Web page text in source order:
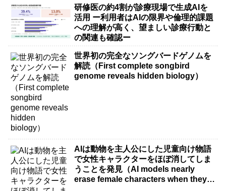
研修医の約4割が診療現場で生成AIを
活用 ー利用者はAIの限界や倫理的課題
への理解が高く、望ましい診療行動と
の関連も確認ー
世界初の完全なソングバードゲノムを
解読（First complete songbird
genome reveals hidden biology）
AIは動物を主人公にした児童向け物語
で女性キャラクターをほぼ消してしま
うことを発見（AI models nearly
erase female characters when they